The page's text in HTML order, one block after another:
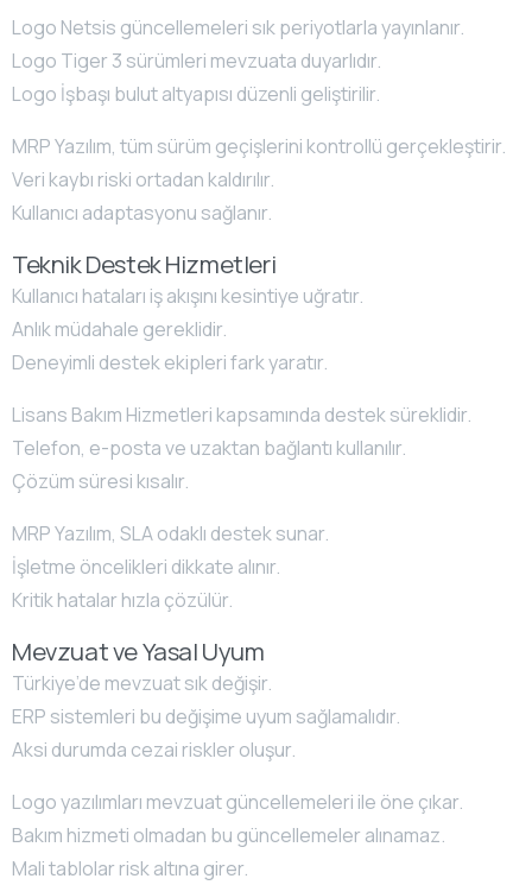
Logo Netsis güncellemeleri sık periyotlarla yayınlanır.
Logo Tiger 3 sürümleri mevzuata duyarlıdır.
Logo İşbaşı bulut altyapısı düzenli geliştirilir.
MRP Yazılım, tüm sürüm geçişlerini kontrollü gerçekleştirir.
Veri kaybı riski ortadan kaldırılır.
Kullanıcı adaptasyonu sağlanır.
Teknik Destek Hizmetleri
Kullanıcı hataları iş akışını kesintiye uğratır.
Anlık müdahale gereklidir.
Deneyimli destek ekipleri fark yaratır.
Lisans Bakım Hizmetleri kapsamında destek süreklidir.
Telefon, e-posta ve uzaktan bağlantı kullanılır.
Çözüm süresi kısalır.
MRP Yazılım, SLA odaklı destek sunar.
İşletme öncelikleri dikkate alınır.
Kritik hatalar hızla çözülür.
Mevzuat ve Yasal Uyum
Türkiye’de mevzuat sık değişir.
ERP sistemleri bu değişime uyum sağlamalıdır.
Aksi durumda cezai riskler oluşur.
Logo yazılımları mevzuat güncellemeleri ile öne çıkar.
Bakım hizmeti olmadan bu güncellemeler alınamaz.
Mali tablolar risk altına girer.